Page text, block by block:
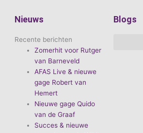
Nieuws
Recente berichten
Zomerhit voor Rutger
van Barneveld
AFAS Live & nieuwe
gage Robert van
Hemert
Nieuwe gage Quido
van de Graaf
Succes & nieuwe
Blogs